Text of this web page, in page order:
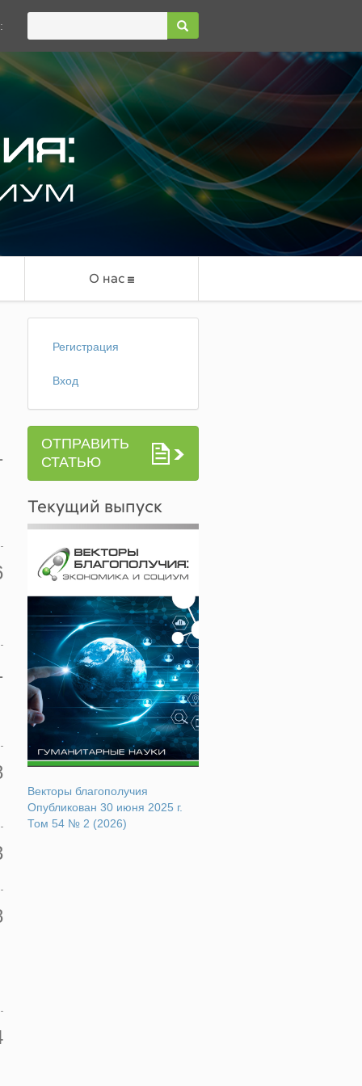
О нас
Регистрация
Вход
ОТПРАВИТЬ
СТАТЬЮ
Текущий выпуск
Векторы благополучия
Опубликован 30 июня 2025 г.
Том 54 № 2 (2026)